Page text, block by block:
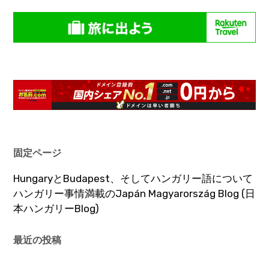
固定ページ
HungaryとBudapest、そしてハンガリー語について
ハンガリー事情満載のJapán Magyarország Blog (日
本ハンガリーBlog)
最近の投稿